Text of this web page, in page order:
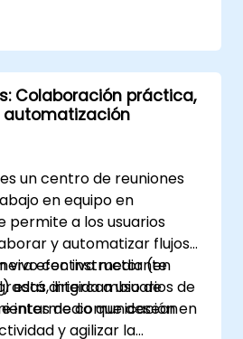
Colaboración práctica,
un centro de reuniones
en equipo en
permite a los usuarios
y automatizar flujos
efectiva mediante
intercambio de
de comunicación en
vivo con instructor (en
está dirigida a usuarios de
intermedio que desean
y agilizar la